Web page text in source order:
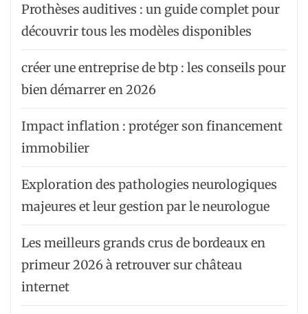
Prothèses auditives : un guide complet pour
découvrir tous les modèles disponibles
créer une entreprise de btp : les conseils pour
bien démarrer en 2026
Impact inflation : protéger son financement
immobilier
Exploration des pathologies neurologiques
majeures et leur gestion par le neurologue
Les meilleurs grands crus de bordeaux en
primeur 2026 à retrouver sur château
internet